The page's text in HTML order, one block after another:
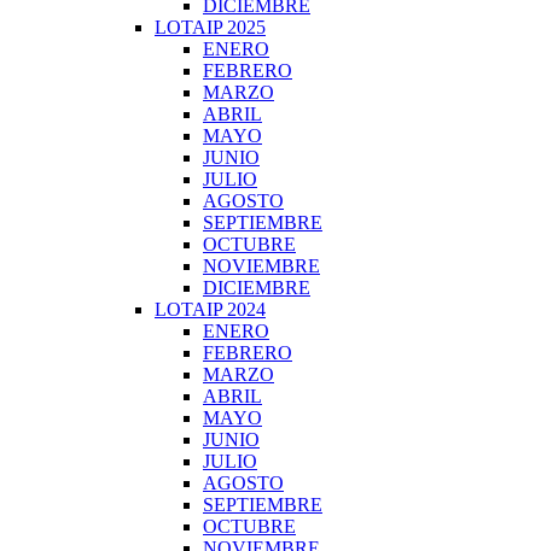
DICIEMBRE
LOTAIP 2025
ENERO
FEBRERO
MARZO
ABRIL
MAYO
JUNIO
JULIO
AGOSTO
SEPTIEMBRE
OCTUBRE
NOVIEMBRE
DICIEMBRE
LOTAIP 2024
ENERO
FEBRERO
MARZO
ABRIL
MAYO
JUNIO
JULIO
AGOSTO
SEPTIEMBRE
OCTUBRE